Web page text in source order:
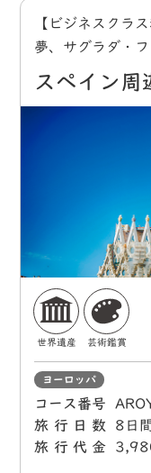
【ビジネスクラ
夢、サグラダ・
スペイン周
世界遺産 芸術鑑賞
ヨーロッパ
コース番号
旅行日数
8日間
旅行代金